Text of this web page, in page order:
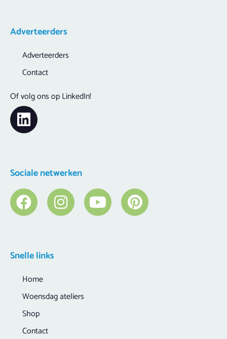
Snelle links
Home
Woensdag ateliers
Shop
Contact
Sociale netwerken
Adverteerders
Adverteerders
Contact
Of volg ons op LinkedIn!